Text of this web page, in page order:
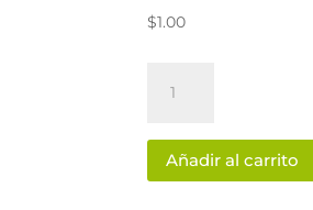
$1.00
cantidad
Añadir al carrito